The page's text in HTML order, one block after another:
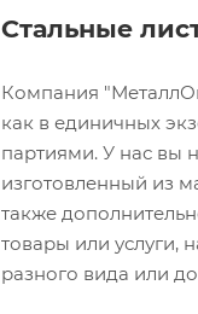
Стальные
Компания
как в единичных
партиями. У нас вы
изготовленный из
также
товары или услуги,
разного вида или